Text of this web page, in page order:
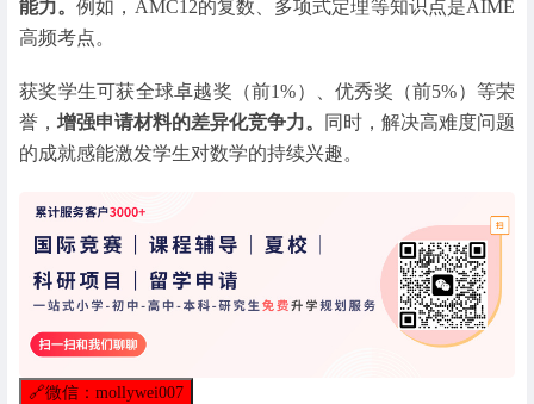
能力。例如，AMC12的复数、多项式定理等知识点是AIME
高频考点。
获奖学生可获全球卓越奖（前1%）、优秀奖（前5%）等荣
誉， 增强申请材料的差异化竞争力。
同时，解决高难度问题
的成就感能激发学生对数学的持续兴趣。
🔗微信：mollywei007